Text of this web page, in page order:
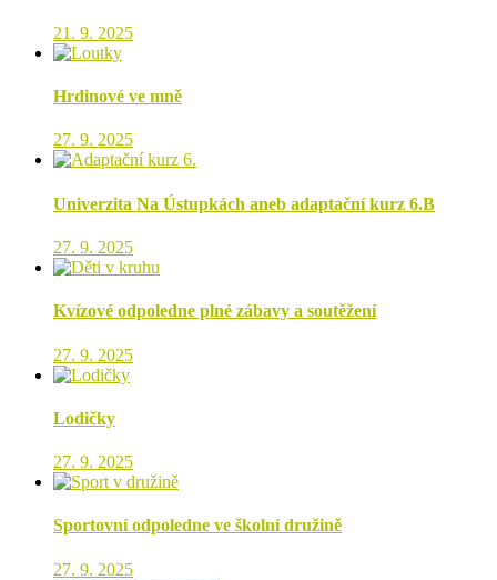
21. 9. 2025
Hrdinové ve mně
27. 9. 2025
Univerzita Na Ústupkách aneb adaptační kurz 6.B
27. 9. 2025
Kvízové odpoledne plné zábavy a soutěžení
27. 9. 2025
Lodičky
27. 9. 2025
Sportovní odpoledne ve školní družině
27. 9. 2025